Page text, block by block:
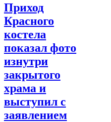
Приход
Красного
костела
показал фото
изнутри
закрытого
храма и
выступил с
заявлением